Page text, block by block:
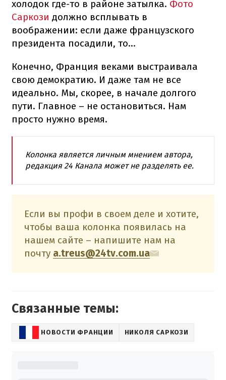
холодок где-то в районе затылка. Фото
Саркози должно всплывать в
воображении: если даже французского
президента посадили, то…
Конечно, Франция веками выстраивала
свою демократию. И даже там не все
идеально. Мы, скорее, в начале долгого
пути. Главное – не остановиться. Нам
просто нужно время.
Колонка является личным мнением автора,
редакция 24 Канала может не разделять ее.
Если вы профи в своем деле и хотите,
чтобы ваша колонка появилась на
нашем сайте – напишите нам на
почту a.treus@24tv.com.ua
Связанные темы:
НОВОСТИ ФРАНЦИИ НИКОЛЯ САРКОЗИ